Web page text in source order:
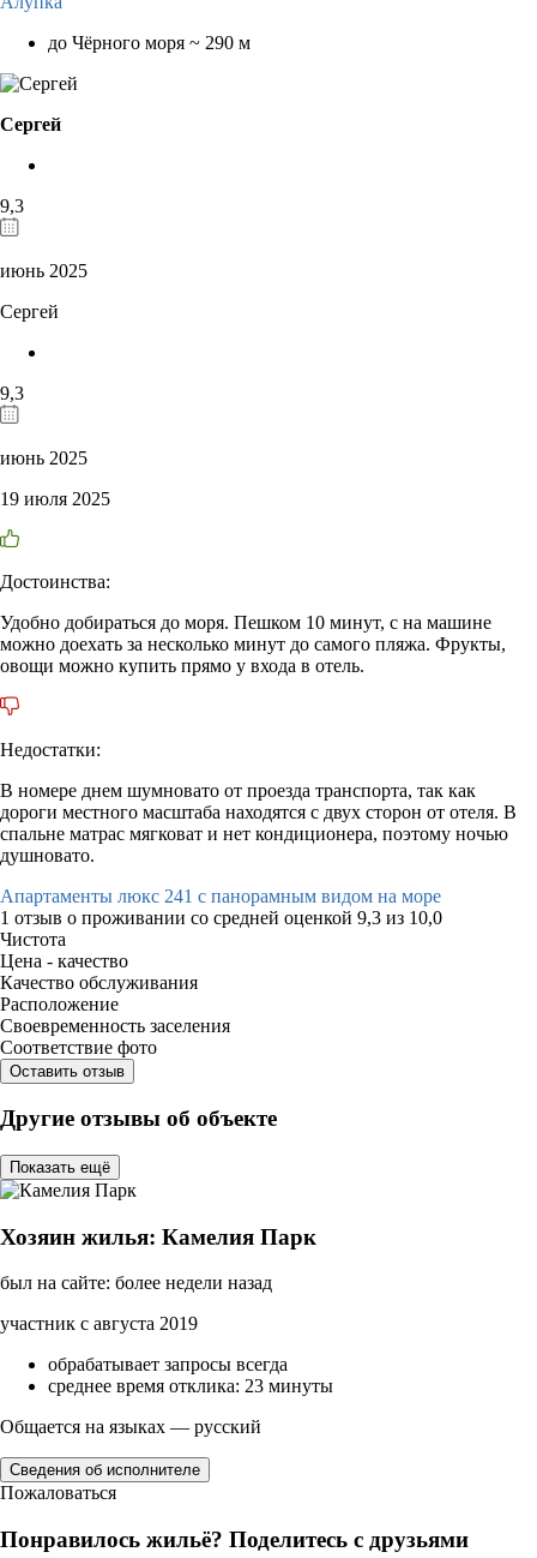
до Чёрного моря ~ 290 м
Сергей
9,3
июнь 2025
Сергей
9,3
июнь 2025
19 июля 2025
Достоинства:
Удобно добираться до моря. Пешком 10 минут, с на машине
можно доехать за несколько минут до самого пляжа. Фрукты,
овощи можно купить прямо у входа в отель.
Недостатки:
В номере днем шумновато от проезда транспорта, так как
дороги местного масштаба находятся с двух сторон от отеля. В
спальне матрас мягковат и нет кондиционера, поэтому ночью
душновато.
Апартаменты люкс 241 с панорамным видом на море
1 отзыв о проживании со средней оценкой 9,3 из 10,0
Чистота
Цена - качество
Качество обслуживания
Расположение
Своевременность заселения
Соответствие фото
Оставить отзыв
Другие отзывы об объекте
Показать ещё
Хозяин жилья: Камелия Парк
был на сайте: более недели назад
участник с августа 2019
обрабатывает запросы всегда
среднее время отклика: 23 минуты
Общается на языках — русский
Сведения об исполнителе
Пожаловаться
Понравилось жильё? Поделитесь с друзьями